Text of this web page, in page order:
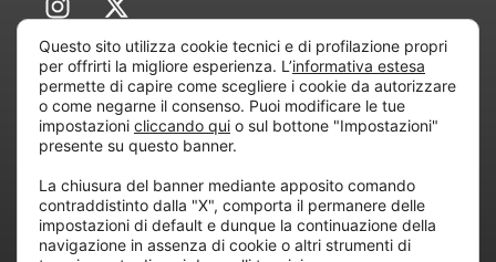
Servizi di
Consulenza
Certificata
all’attività di direzione e coordinamento di “Project
Informatica”
REA: MI – 194005, P. IVA / CF 07165600961 – All
Questo sito utilizza cookie tecnici e di profilazione propri
per offrirti la migliore esperienza. L’informativa estesa
permette di capire come scegliere i cookie da autorizzare
o come negarne il consenso. Puoi modificare le tue
impostazioni cliccando qui o sul bottone "Impostazioni"
presente su questo banner.
La chiusura del banner mediante apposito comando
contraddistinto dalla "X", comporta il permanere delle
impostazioni di default e dunque la continuazione della
navigazione in assenza di cookie o altri strumenti di